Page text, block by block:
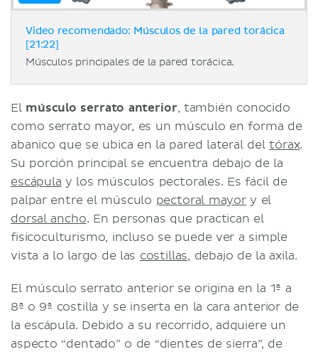
Video recomendado: Músculos de la pared torácica
[21:22]
Músculos principales de la pared torácica.
El músculo serrato anterior, también conocido
como serrato mayor, es un músculo en forma de
abanico que se ubica en la pared lateral deltórax.
Su porción principal se encuentra debajo de la
escápula y los músculos pectorales. Es fácil de
palpar entre el músculo pectoral mayory el
dorsal ancho. En personas que practican el
fisicoculturismo, incluso se puede ver a simple
vista a lo largo de las costillas, debajo de la axila.
El músculo serrato anterior se origina en la 1ª a
8ª o 9ª costilla y se inserta en la cara anterior de
la escápula. Debido a su recorrido, adquiere un
aspecto “dentado” o de “dientes de sierra”, de